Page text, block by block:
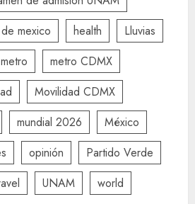
mexico health
Lluvias
metro
metro CDMX
Movilidad CDMX
mundial 2026
México
opinión
Partido Verde
UNAM
world